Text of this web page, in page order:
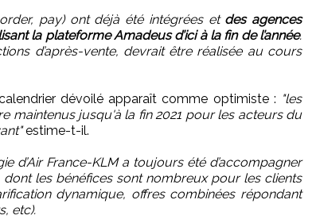
pay) ont déjà été intégrées etdes agences
la plateforme Amadeus d’ici à la fin de l’année.
d’après-vente, devrait être réalisée au cours
dévoilé apparaît comme optimiste : "les
maintenus jusqu'à la fin 2021 pour les acteurs du
estime-t-il.
d’Air France-KLM a toujours été d’accompagner
les bénéfices sont nombreux pour les clients
dynamique, offres combinées répondant
etc).